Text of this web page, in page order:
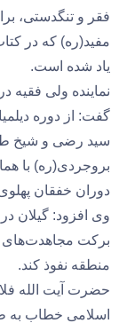
فقر و تنگدستی،
مفید(ره) که در
یاد شده است.
نماینده ولی فقیه
گفت: از دوره
سید رضی و شیخ
بروجردی(ره) با
دوران خفقان پهلوی
وی افزود: گیلان در
برکت مجاهدت‌های
منطقه نفوذ کند.
حضرت آیت الله
اسلامی خطاب به